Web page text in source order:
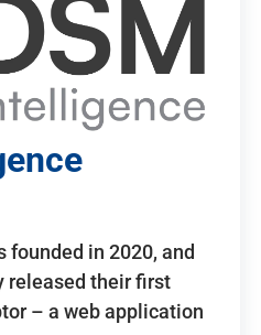
founded in 2020, and
released their first
– a web application